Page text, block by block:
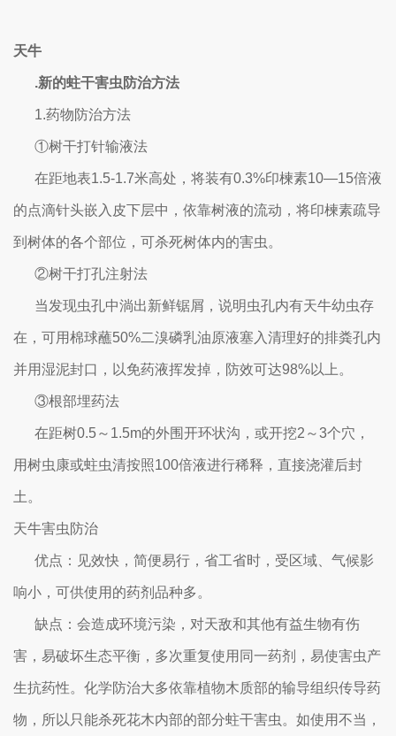
天牛
.新的蛀干害虫防治方法
1.药物防治方法
①树干打针输液法
在距地表1.5-1.7米高处，将装有0.3%印楝素10—15倍液
的点滴针头嵌入皮下层中，依靠树液的流动，将印楝素疏导
到树体的各个部位，可杀死树体内的害虫。
②树干打孔注射法
当发现虫孔中淌出新鲜锯屑，说明虫孔内有天牛幼虫存
在，可用棉球蘸50%二溴磷乳油原液塞入清理好的排粪孔内
并用湿泥封口，以免药液挥发掉，防效可达98%以上。
③根部埋药法
在距树0.5～1.5m的外围开环状沟，或开挖2～3个穴，
用树虫康或蛀虫清按照100倍液进行稀释，直接浇灌后封
土。
天牛害虫防治
优点：见效快，简便易行，省工省时，受区域、气候影
响小，可供使用的药剂品种多。
缺点：会造成环境污染，对天敌和其他有益生物有伤
害，易破坏生态平衡，多次重复使用同一药剂，易使害虫产
生抗药性。化学防治大多依靠植物木质部的输导组织传导药
物，所以只能杀死花木内部的部分蛀干害虫。如使用不当，